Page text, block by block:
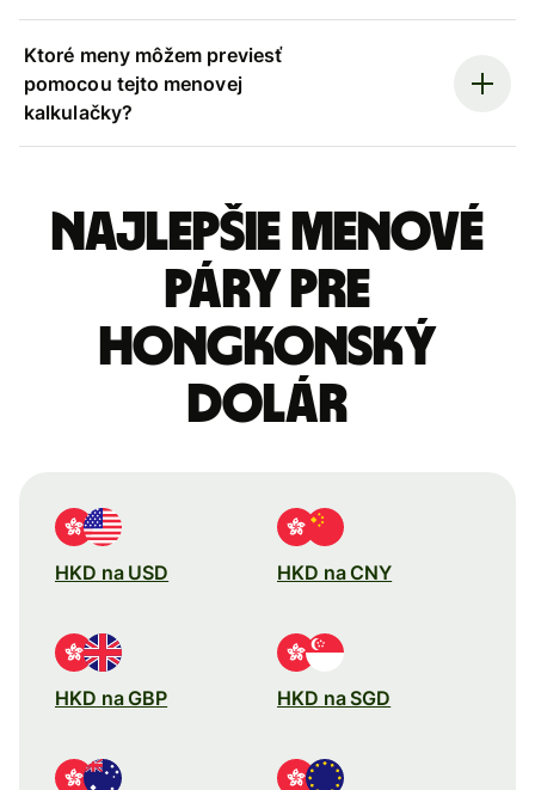
Ktoré meny môžem previesť
pomocou tejto menovej
kalkulačky?
Najlepšie menové
páry pre
Hongkonský
dolár
HKD na USD HKD na CNY
HKD na GBP HKD na SGD